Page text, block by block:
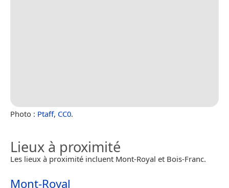
Photo : Ptaff, CC0.
Lieux à proximité
Les lieux à proximité incluent Mont-Royal et Bois-Franc.
Mont-Royal